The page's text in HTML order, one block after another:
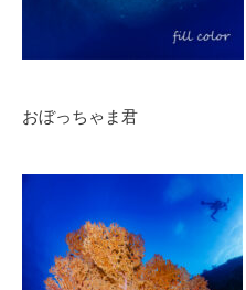
おぼっちゃま君